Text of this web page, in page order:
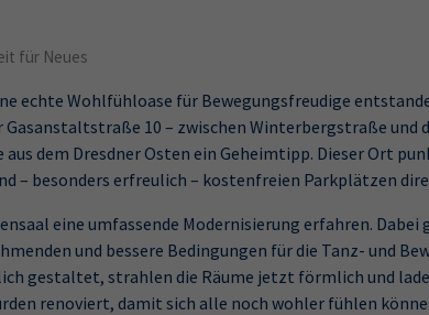
für Neues
echte Wohlfühloase für Bewegungsfreudige
Gasanstaltstraße 10 – zwischen Winterbergstraße und
dem Dresdner Osten ein Geheimtipp. Dieser Ort
– besonders erfreulich – kostenfreien Parkplätzen
eine umfassende Modernisierung erfahren. Dabei
und bessere Bedingungen für die Tanz- und
gestaltet, strahlen die Räume jetzt förmlich und
renoviert, damit sich alle noch wohler fühlen